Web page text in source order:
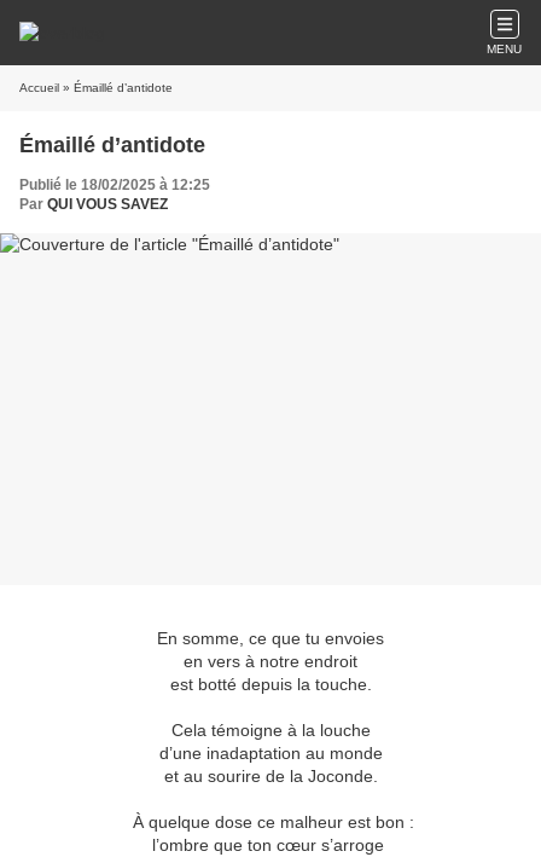
MENU
Accueil » Émaillé d’antidote
Émaillé d’antidote
Publié le 18/02/2025 à 12:25
Par QUI VOUS SAVEZ
En somme, ce que tu envoies
en vers à notre endroit
est botté depuis la touche.
Cela témoigne à la louche
d’une inadaptation au monde
et au sourire de la Joconde.
À quelque dose ce malheur est bon :
l’ombre que ton cœur s’arroge